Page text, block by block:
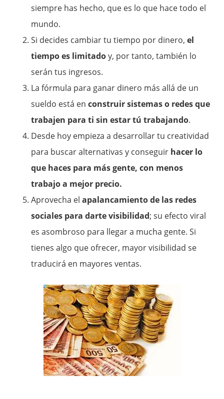
siempre has hecho, que es lo que hace todo el
mundo.
Si decides cambiar tu tiempo por dinero,el
tiempo es limitadoy, por tanto, también lo
serán tus ingresos.
La fórmula para ganar dinero más allá de un
sueldo está enconstruir sistemas o redes que
trabajen para ti sin estar tú trabajando.
Desde hoy empieza a desarrollar tu creatividad
para buscar alternativas y conseguir hacer lo
que haces para más gente, con menos
trabajo a mejor precio.
Aprovecha el apalancamiento de las redes
sociales para darte visibilidad; su efecto viral
es asombroso para llegar a mucha gente. Si
tienes algo que ofrecer, mayor visibilidad se
traducirá en mayores ventas.